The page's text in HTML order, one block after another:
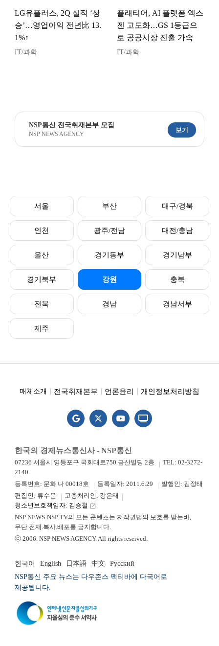
LG유플러스, 2Q 실적 ‘상
승’…영업이익 전년比 13.
1%↑
IT/과학
플래티어, AI 플랫폼 엑스
젠 고도화…GS 1등급으
로 공공시장 진출 가속
IT/과학
NSP통신 전국취재본부 모집
NSP NEWS AGENCY
보기
서울 부산 대구/경북
인천 광주/전남 대전/충남
울산 경기동부 경기남부
경기북부 강원 충북
전북 경남 경남서부
제주
매체소개 전국취재본부 언론윤리 개인정보처리방침
한국의 경제뉴스통신사 - NSP통신
07236 서울시 영등포구 국회대로750 금산빌딩 2층
TEL: 02-3272-
2140
등록번호: 문화 나 00018호
등록일자: 2011.6.29
발행인: 김정태
편집인: 류수운
고충처리인: 강은태
청소년보호책임자: 김승철 launch
NSP NEWS·NSP TV의 모든 콘텐츠는 저작권법의 보호를 받는바,
무단 전재.복사.배포를 금지합니다.
ⓒ 2006. NSP NEWS AGENCY. All rights reserved.
한국어 English 日本語 中文
Русский
NSP통신 주요 뉴스는 다우존스 팩티바에 다국어로
제공됩니다.